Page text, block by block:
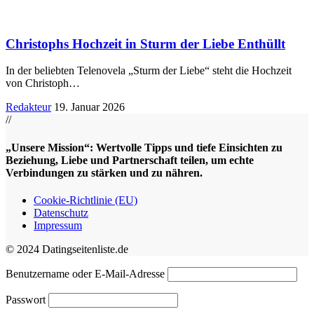
Christophs Hochzeit in Sturm der Liebe Enthüllt
In der beliebten Telenovela „Sturm der Liebe“ steht die Hochzeit
von Christoph…
Redakteur 19. Januar 2026
//
„Unsere Mission“: Wertvolle Tipps und tiefe Einsichten zu
Beziehung, Liebe und Partnerschaft teilen, um echte
Verbindungen zu stärken und zu nähren.
Cookie-Richtlinie (EU)
Datenschutz
Impressum
© 2024 Datingseitenliste.de
Benutzername oder E-Mail-Adresse
Passwort